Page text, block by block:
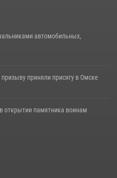
автомобильных,
приняли присягу в Омске
открытии памятника воинам